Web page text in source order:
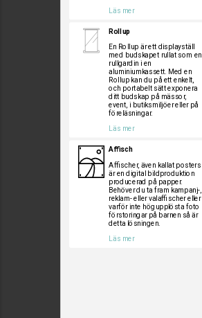
Läs mer
Rollup
En Rollup är ett displayställ
med budskapet rullat som en
rullgardin i en
aluminiumkassett. Med en
Rollup kan du på ett enkelt,
och portabelt sätt exponera
ditt budskap på mässor,
event, i butiksmiljöer eller på
föreläsningar.
Läs mer
Affisch
Affischer, även kallat posters
är en digital bildproduktion
producerad på papper.
Behöver du ta fram kampanj-,
reklam- eller valaffischer eller
varför inte högupplösta foto
förstoringar på barnen så är
detta lösningen.
Läs mer